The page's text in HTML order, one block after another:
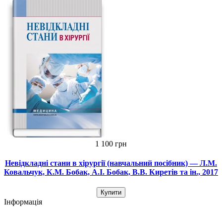
1 100 грн
Невідкладні стани в хірургії (навчальний посібник) — Л.М.
Ковальчук, К.М. Бобак, А.І. Бобак, В.В. Киретів та ін., 2017
Купити
Інформація